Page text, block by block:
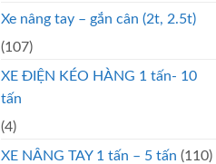
Xe nâng tay – gắn cân (2t, 2.5t)
(107)
XE ĐIỆN KÉO HÀNG 1 tấn- 10
tấn
(4)
XE NÂNG TAY 1 tấn – 5 tấn (110)